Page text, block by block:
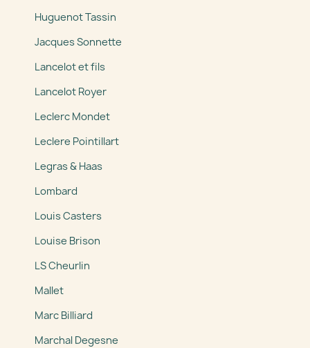
Huguenot Tassin
Jacques Sonnette
Lancelot et fils
Lancelot Royer
Leclerc Mondet
Leclere Pointillart
Legras & Haas
Lombard
Louis Casters
Louise Brison
LS Cheurlin
Mallet
Marc Billiard
Marchal Degesne